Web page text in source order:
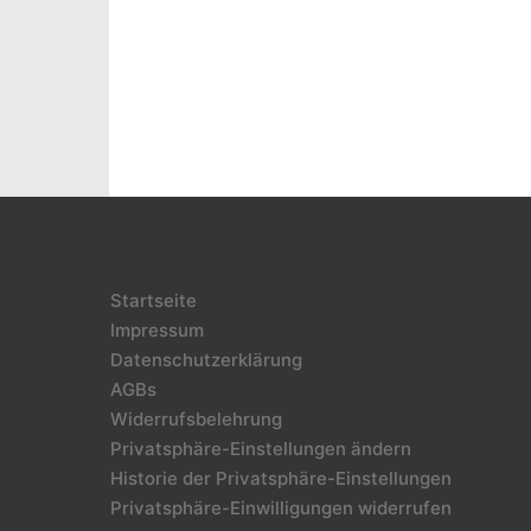
Startseite
Impressum
Datenschutzerklärung
AGBs
Widerrufsbelehrung
Privatsphäre-Einstellungen ändern
Historie der Privatsphäre-Einstellungen
Privatsphäre-Einwilligungen widerrufen